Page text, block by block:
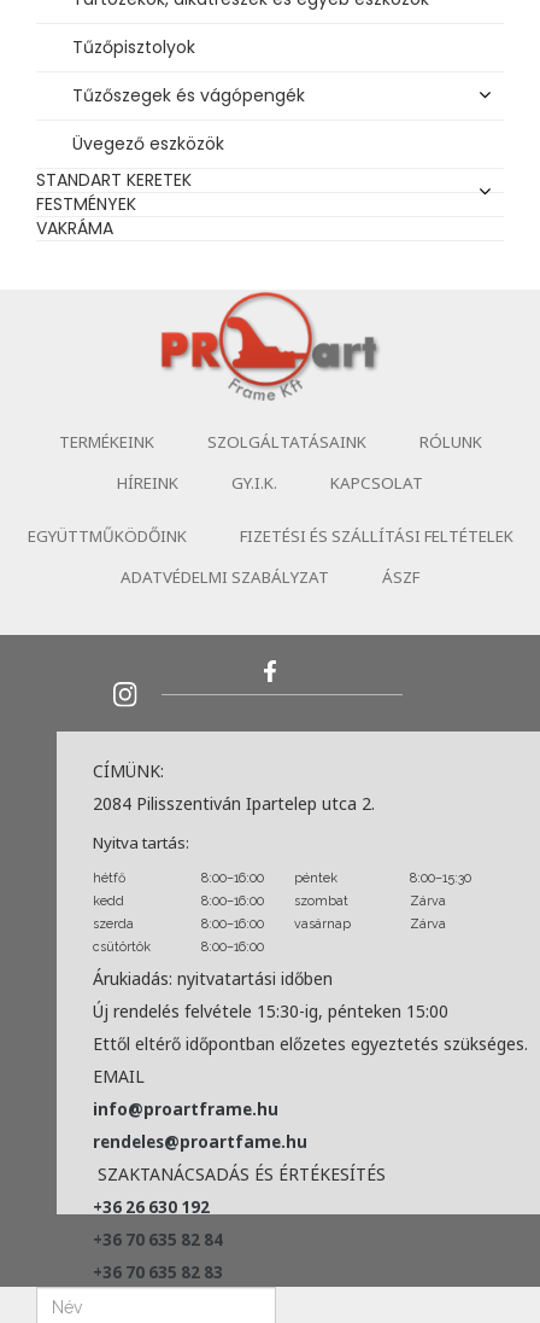
Tűzőpisztolyok
Tűzőszegek és vágópengék
Üvegező eszközök
STANDART KERETEK
FESTMÉNYEK
VAKRÁMA
TERMÉKEINK SZOLGÁLTATÁSAINK
RÓLUNK
HÍREINK
GY.I.K. KAPCSOLAT
EGYÜTTMŰKÖDŐINK
FIZETÉSI ÉS SZÁLLÍTÁSI FELTÉTELEK
ADATVÉDELMI SZABÁLYZAT
ÁSZF
CÍMÜNK:
2084 Pilisszentiván Ipartelep utca 2.
Nyitva tartás:
hétfő 8:00–16:00 péntek
8:00–15:30
kedd
8:00–16:00 szombat
Zárva
szerda
8:00–16:00 vasárnap
Zárva
csütörtök
8:00–16:00
Árukiadás: nyitvatartási időben
Új rendelés felvétele 15:30-ig, pénteken 15:00
Ettől eltérő időpontban előzetes egyeztetés szükséges.
EMAIL
info@proartframe.hu
rendeles@proartfame.hu
SZAKTANÁCSADÁS ÉS ÉRTÉKESÍTÉS
+36 26 630 192
+36 70 635 82 84
+36 70 635 82 83